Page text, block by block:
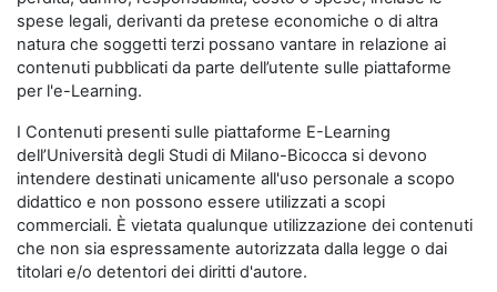
spese legali, derivanti da pretese economiche o di altra
natura che soggetti terzi possano vantare in relazione ai
contenuti pubblicati da parte dell’utente sulle piattaforme
per l'e-Learning.
I Contenuti presenti sulle piattaforme E-Learning
dell’Università degli Studi di Milano-Bicocca si devono
intendere destinati unicamente all'uso personale a scopo
didattico e non possono essere utilizzati a scopi
commerciali. È vietata qualunque utilizzazione dei contenuti
che non sia espressamente autorizzata dalla legge o dai
titolari e/o detentori dei diritti d'autore.